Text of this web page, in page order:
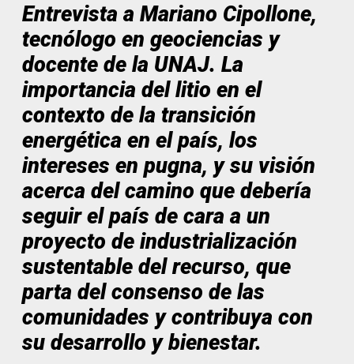
Entrevista a Mariano Cipollone,
tecnólogo en geociencias y
docente de la UNAJ. La
importancia del litio en el
contexto de la transición
energética en el país, los
intereses en pugna, y su visión
acerca del camino que debería
seguir el país de cara a un
proyecto de industrialización
sustentable del recurso, que
parta del consenso de las
comunidades y contribuya con
su desarrollo y bienestar.